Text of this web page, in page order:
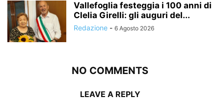
Vallefoglia festeggia i 100 anni di
Clelia Girelli: gli auguri del...
Redazione - 6 Agosto 2026
NO COMMENTS
LEAVE A REPLY